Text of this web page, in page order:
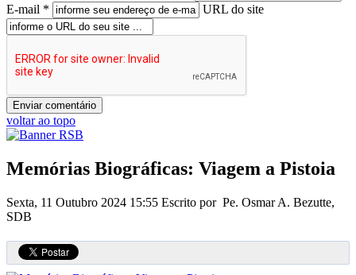
E-mail *
URL do site
voltar ao topo
Memórias Biográficas: Viagem a Pistoia
Sexta, 11 Outubro 2024 15:55 Escrito por Pe. Osmar A. Bezutte,
SDB